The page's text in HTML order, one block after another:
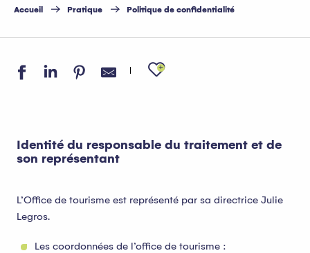
Accueil Pratique Politique de confidentialité
Ajouter aux
Identité du responsable du traitement et de
son représentant
L’Office de tourisme est représenté par sa directrice Julie
Legros.
Les coordonnées de l’office de tourisme :